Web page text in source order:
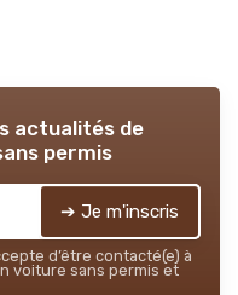
actualités de
permis
➔ Je m'inscris
d’être contacté(e) à
voiture sans permis et